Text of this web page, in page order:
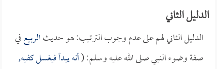
الدليل الثاني
الدليل الثاني لهم على عدم وجوب الترتيب: هو حديثالربيعفي
صفة وضوء النبي صلى الله عليه وسلم: (أنه يبدأ فيغسل كفيه,